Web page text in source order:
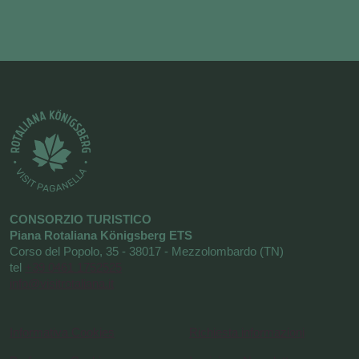
CONSORZIO TURISTICO
Piana Rotaliana Königsberg ETS
Corso del Popolo, 35 - 38017 - Mezzolombardo (TN)
tel